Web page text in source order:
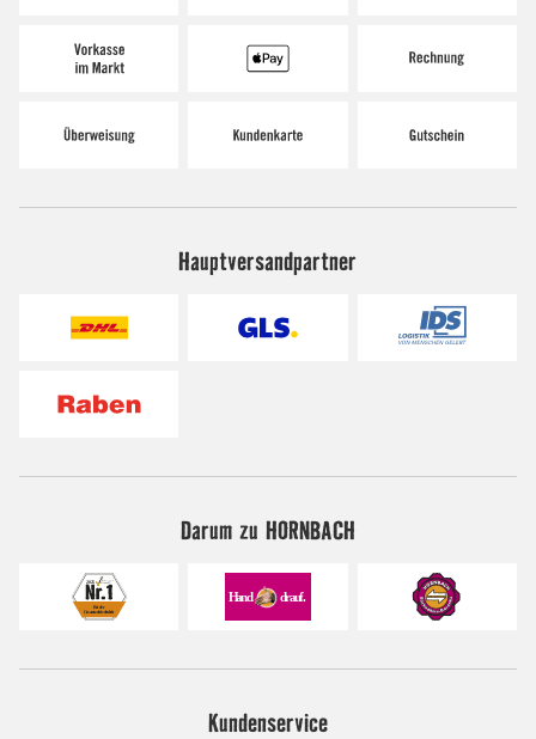
Hauptversandpartner
Darum zu HORNBACH
Kundenservice